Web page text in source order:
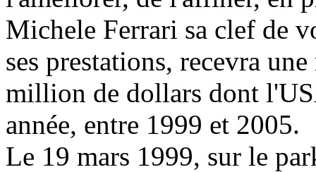
Michele Ferrari sa clef de
ses prestations, recevra
million de dollars dont
année, entre 1999 et 2005.
Le 19 mars 1999, sur le